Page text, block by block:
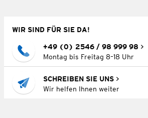
WIR SIND FÜR SIE DA!
+49 (0) 2546 / 98 999 98
Montag bis Freitag 8–18 Uhr
SCHREIBEN SIE UNS
Wir helfen Ihnen weiter